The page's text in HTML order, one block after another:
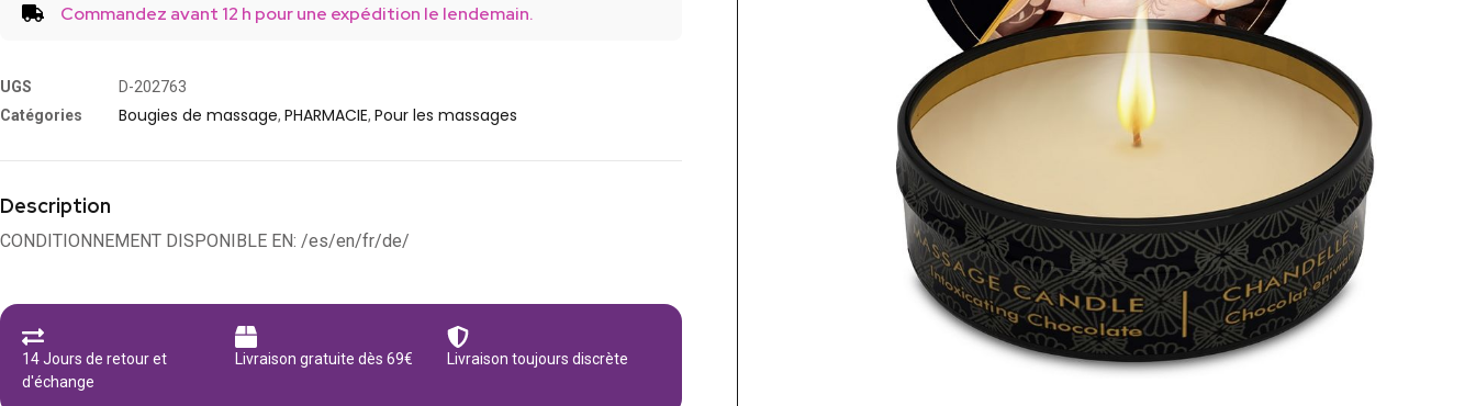
Commandez avant 12 h pour une expédition le lendemain.
UGS
D-202763
Catégories
Bougies de massage, PHARMACIE, Pour les massages
Description
CONDITIONNEMENT DISPONIBLE EN: /es/en/fr/de/
14 Jours de retour et
d'échange
Livraison gratuite dès 69€ Livraison toujours discrète